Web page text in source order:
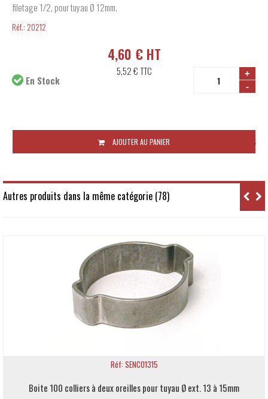
filetage 1/2, pour tuyau Ø 12mm.
Réf.: 20212
4,60 € HT
5,52 €TTC
+
-
En Stock
48 à 72 heures
AJOUTER AU PANIER
Autres produits dans la même catégorie (78)
Réf: SENCO1315
Boite 100 colliers à deux oreilles pour tuyau Ø ext. 13 à 15mm